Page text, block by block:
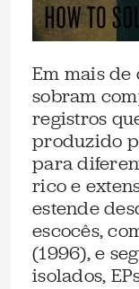
Em mais
sobram
registros
produzido
para
rico e
estende
escocês,
(1996), e
isolados,